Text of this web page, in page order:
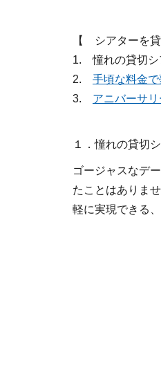
【 シアターを
1. 憧れの貸切シ
2. 手頃な料金で
3. アニバーサ
１．憧れの貸切
ゴージャスなデ
たことはありま
軽に実現できる、